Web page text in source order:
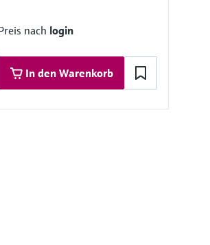
nach login
In den Warenkorb